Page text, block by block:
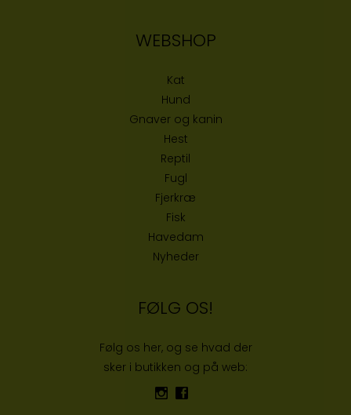
WEBSHOP
Kat
Hund
Gnaver og kanin
Hest
Reptil
Fugl
Fjerkræ
Fisk
Havedam
Nyheder
FØLG OS!
Følg os her, og se hvad der
sker i butikken og på web: